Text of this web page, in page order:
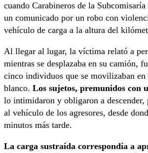
cuando Carabineros de la
un comunicado por un robo con
vehículo de carga a la altura del
Al llegar al lugar, la víctima relató a
mientras se desplazaba en su camión,
cinco individuos que se movilizaban
blanco. Los sujetos, premunidos con
lo intimidaron y obligaron a descender,
al vehículo de los agresores, desde
minutos más tarde.
La carga sustraída correspondía a